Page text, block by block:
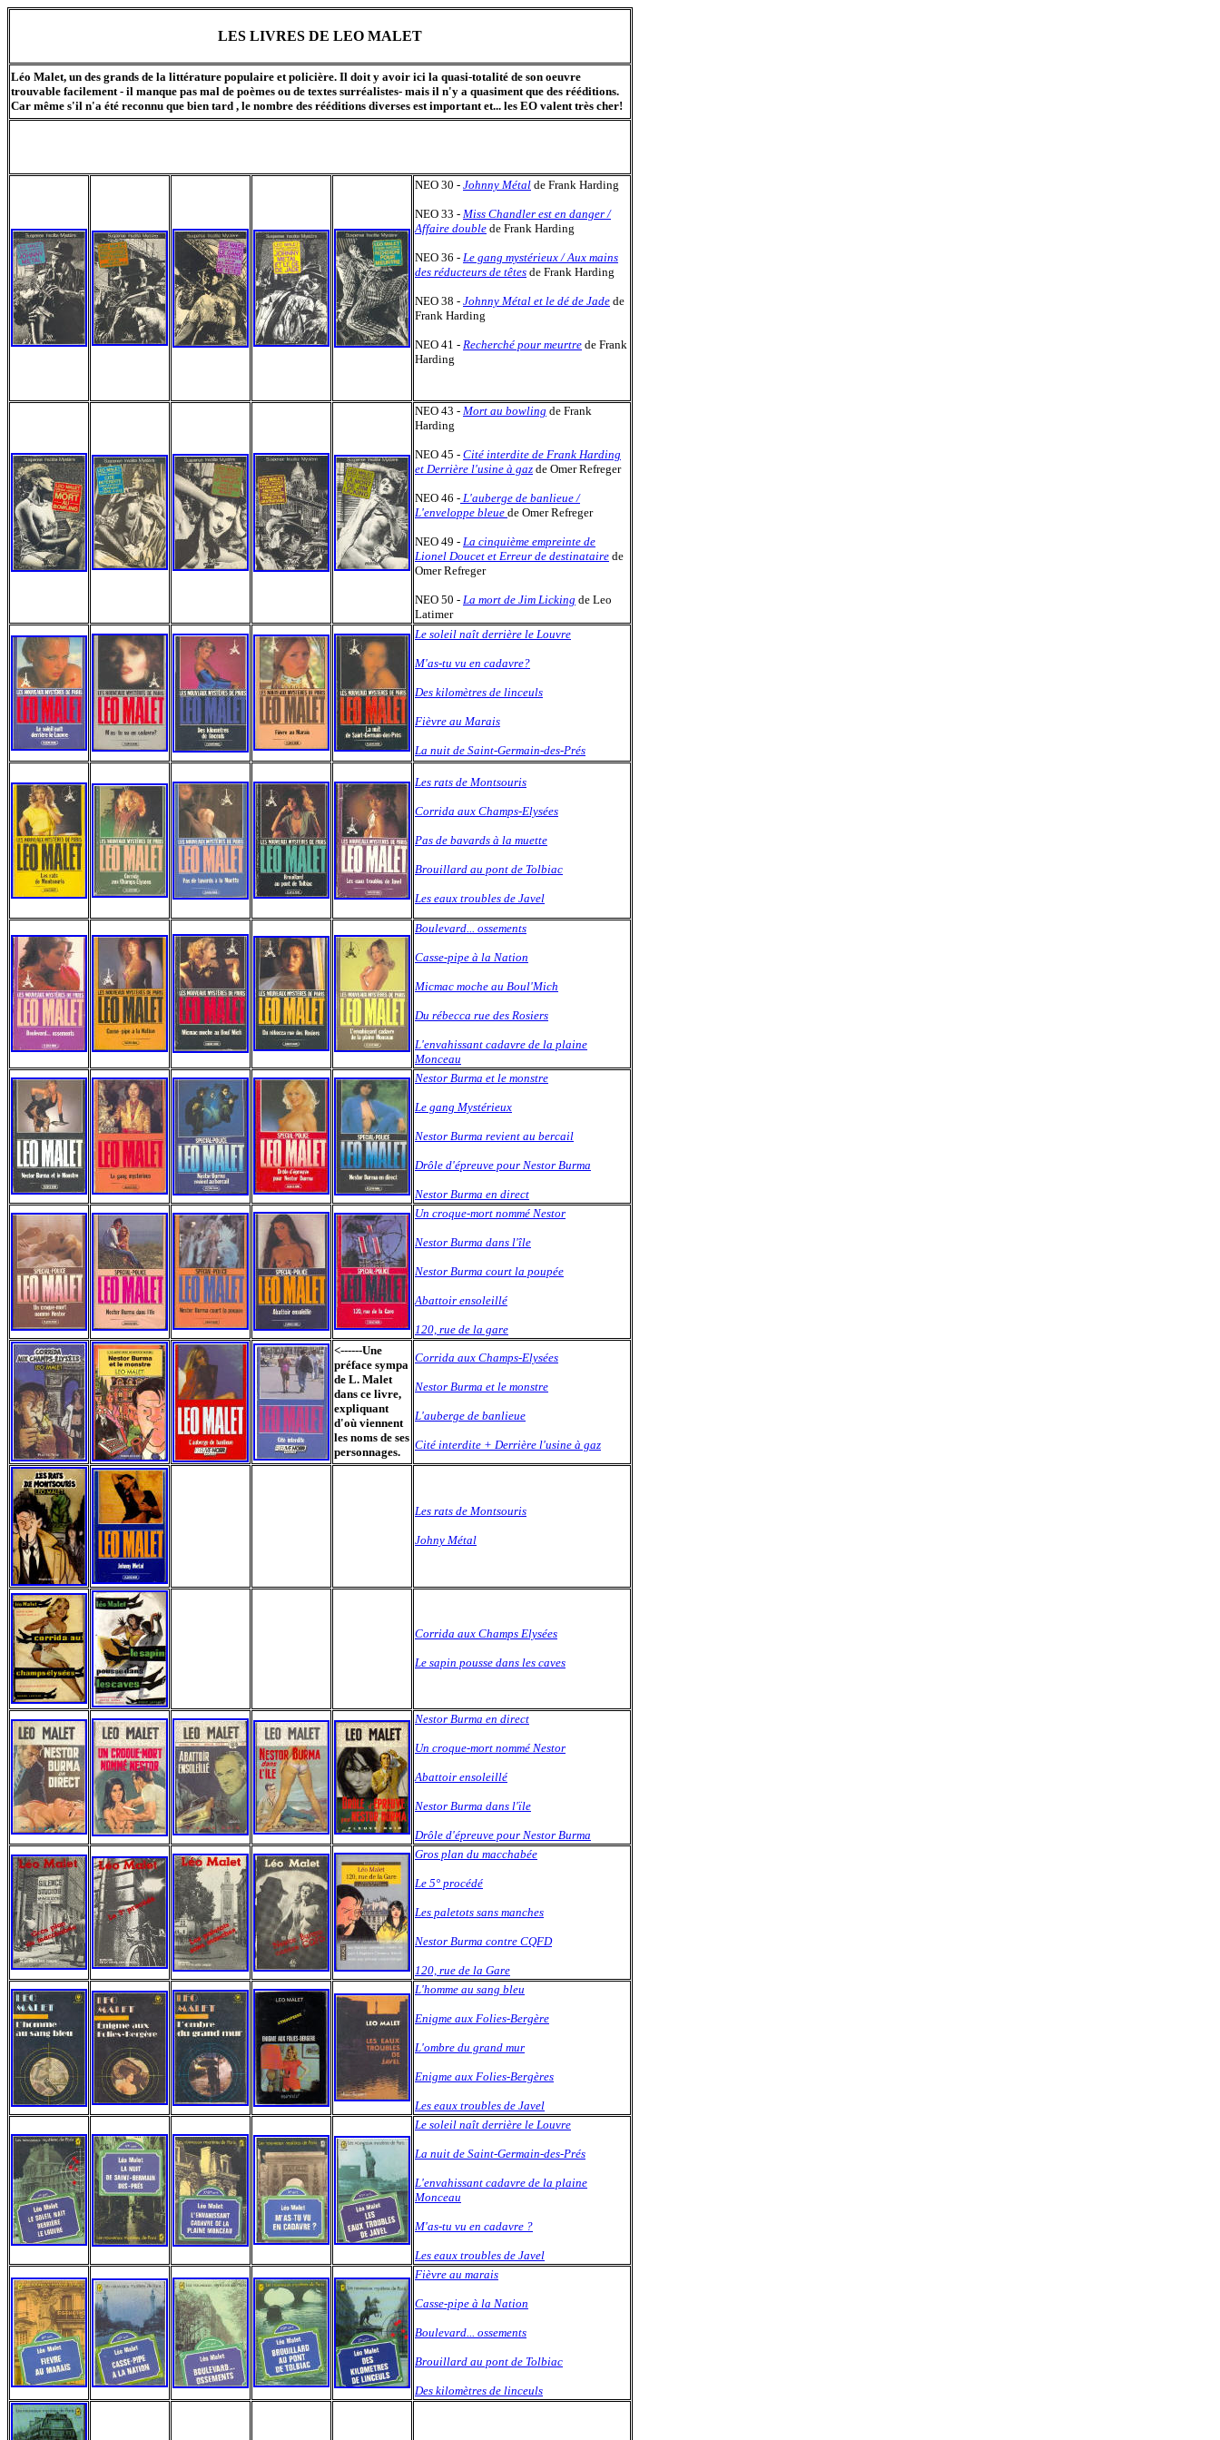
LES LIVRES DE LEO MALET
Léo Malet, un des grands de la littérature populaire et policière. Il doit y avoir ici la quasi-totalité de son oeuvre
trouvable facilement - il manque pas mal de poèmes ou de textes surréalistes- mais il n'y a quasiment que des rééditions.
Car même s'il n'a été reconnu que bien tard , le nombre des rééditions diverses est important et... les EO valent très cher!
NEO 30 - Johnny Métal de Frank Harding
NEO 33 - Miss Chandler est en danger /
Affaire double de Frank Harding
NEO 36 - Le gang mystérieux / Aux mains
des réducteurs de têtes de Frank Harding
NEO 38 - Johnny Métal et le dé de Jade de
Frank Harding
NEO 41 - Recherché pour meurtre de Frank
Harding
NEO 43 - Mort au bowling de Frank
Harding
NEO 45 - Cité interdite de Frank Harding
et Derrière l'usine à gaz de Omer Refreger
NEO 46 - L'auberge de banlieue /
L'enveloppe bleue de Omer Refreger
NEO 49 - La cinquième empreinte de
Lionel Doucet et Erreur de destinataire de
Omer Refreger
NEO 50 - La mort de Jim Licking de Leo
Latimer
Le soleil naît derrière le Louvre
M'as-tu vu en cadavre?
Des kilomètres de linceuls
Fièvre au Marais
La nuit de Saint-Germain-des-Prés
Les rats de Montsouris
Corrida aux Champs-Elysées
Pas de bavards à la muette
Brouillard au pont de Tolbiac
Les eaux troubles de Javel
Boulevard... ossements
Casse-pipe à la Nation
Micmac moche au Boul'Mich
Du rébecca rue des Rosiers
L'envahissant cadavre de la plaine
Monceau
Nestor Burma et le monstre
Le gang Mystérieux
Nestor Burma revient au bercail
Drôle d'épreuve pour Nestor Burma
Nestor Burma en direct
Un croque-mort nommé Nestor
Nestor Burma dans l'île
Nestor Burma court la poupée
Abattoir ensoleillé
120, rue de la gare
<------Une
préface sympa
de L. Malet
dans ce livre,
expliquant
d'où viennent
les noms de ses
personnages.
Corrida aux Champs-Elysées
Nestor Burma et le monstre
L'auberge de banlieue
Cité interdite + Derrière l'usine à gaz
Les rats de Montsouris
Johny Métal
Corrida aux Champs Elysées
Le sapin pousse dans les caves
Nestor Burma en direct
Un croque-mort nommé Nestor
Abattoir ensoleillé
Nestor Burma dans l'ïle
Drôle d'épreuve pour Nestor Burma
Gros plan du macchabée
Le 5° procédé
Les paletots sans manches
Nestor Burma contre CQFD
120, rue de la Gare
L'homme au sang bleu
Enigme aux Folies-Bergère
L'ombre du grand mur
Enigme aux Folies-Bergères
Les eaux troubles de Javel
Le soleil naît derrière le Louvre
La nuit de Saint-Germain-des-Prés
L'envahissant cadavre de la plaine
Monceau
M'as-tu vu en cadavre ?
Les eaux troubles de Javel
Fièvre au marais
Casse-pipe à la Nation
Boulevard... ossements
Brouillard au pont de Tolbiac
Des kilomètres de linceuls